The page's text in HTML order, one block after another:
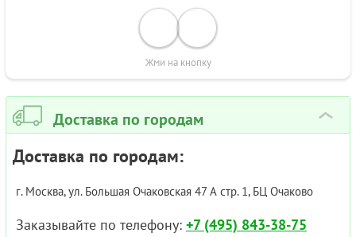
Жми на кнопку
Доставка по городам ›
Доставка по городам:
г. Москва, ул. Большая Очаковская 47 А стр. 1, БЦ Очаково
Заказывайте по телефону: +7 (495) 843-38-75